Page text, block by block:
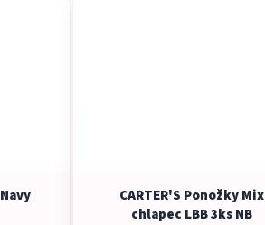
CARTER'S Ponožky Mix
chlapec LBB 3ks NB